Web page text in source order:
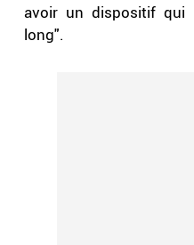
avoir un dispositif qui
long".